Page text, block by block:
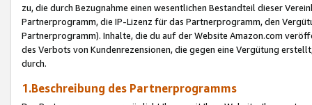
zu, die durch Bezugnahme einen wesentlichen Bestandteil dieser
Partnerprogramm, die IP-Lizenz für das Partnerprogramm, den
Partnerprogramm). Inhalte, die du auf der Website Amazon.com
des Verbots von Kundenrezensionen, die gegen eine Vergütung
durch.
1.Beschreibung des Partnerprogramms